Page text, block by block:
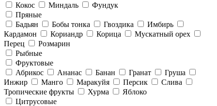
Кокос
Миндаль
Фундук
Пряные
Бадьян
Бобы тонка Гвоздика
Имбирь
Кардамон
Кориандр Корица
Мускатный орех
Перец
Розмарин
Рыбные
Фруктовые
Абрикос
Ананас Банан Гранат
Груша
Инжир
Манго Маракуйя Персик
Слива
Тропические фрукты
Хурма
Яблоко
Цитрусовые